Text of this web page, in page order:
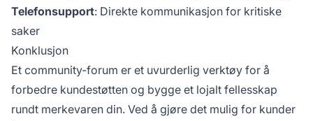
Telefonsupport: Direkte kommunikasjon for kritiske
saker
Konklusjon
Et community-forum er et uvurderlig verktøy for å
forbedre kundestøtten og bygge et lojalt fellesskap
rundt merkevaren din. Ved å gjøre det mulig for kunder